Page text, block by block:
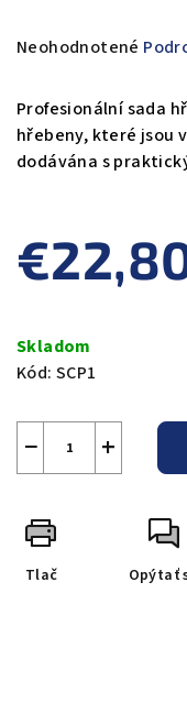
Priemerné
produktu
je
0,0
Neohodnotené
Profesionální sada
hřebeny, které jsou
dodávána s
cena:
Skladom
Kód: SCP1
+
−
Tlač Opýtať